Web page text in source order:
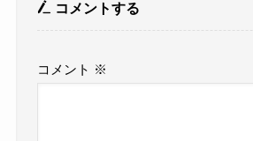
コメントする
コメント ※